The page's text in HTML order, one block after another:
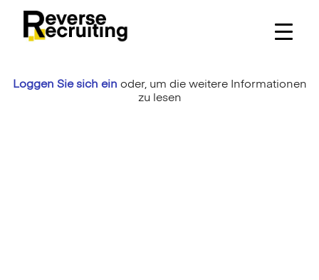
content
Loggen Sie sich ein oder, um die weitere Informationen
zu lesen